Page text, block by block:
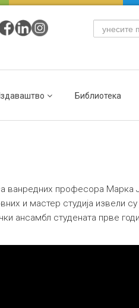
Библиотека
ванредних професора
и мастер студија извели су
ансамбл студената прве